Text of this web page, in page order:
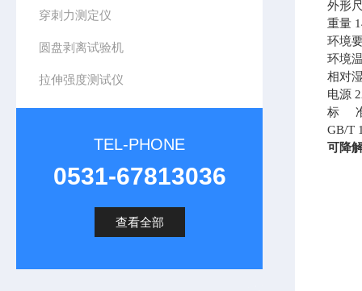
穿刺力测定仪
圆盘剥离试验机
拉伸强度测试仪
TEL-PHONE
0531-67813036
查看全部
外形
重量
环境
环境
相对
电源
标
GB/T
可降